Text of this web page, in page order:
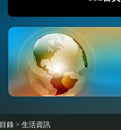
目錄 > 生活資訊